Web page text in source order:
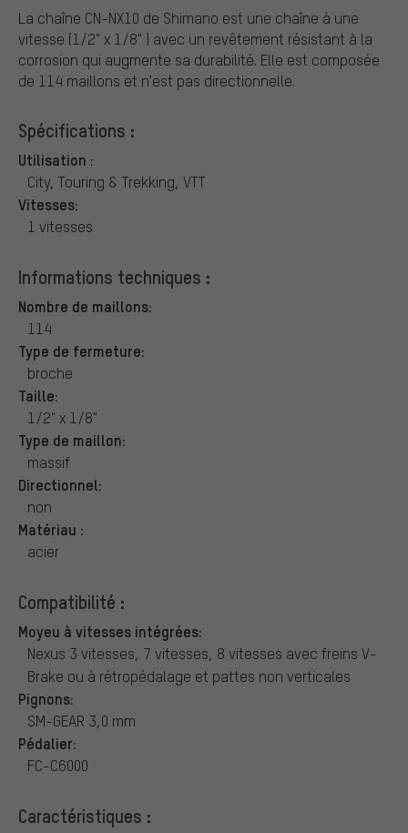
La chaîne CN-NX10 de Shimano est une chaîne à une
vitesse (1/2" x 1/8" ) avec un revêtement résistant à la
corrosion qui augmente sa durabilité. Elle est composée
de 114 maillons et n'est pas directionnelle.
Spécifications :
Utilisation :
City, Touring & Trekking, VTT
Vitesses:
1 vitesses
Informations techniques :
Nombre de maillons:
114
Type de fermeture:
broche
Taille:
1/2" x 1/8"
Type de maillon:
massif
Directionnel:
non
Matériau :
acier
Compatibilité :
Moyeu à vitesses intégrées:
Nexus 3 vitesses, 7 vitesses, 8 vitesses avec freins V-
Brake ou à rétropédalage et pattes non verticales
Pignons:
SM-GEAR 3,0 mm
Pédalier:
FC-C6000
Caractéristiques :